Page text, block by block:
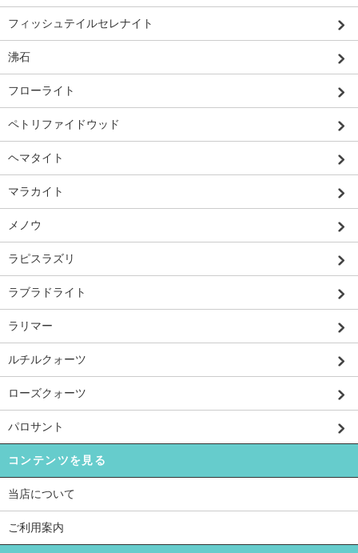
フィッシュテイルセレナイト
沸石
フローライト
ペトリファイドウッド
ヘマタイト
マラカイト
メノウ
ラピスラズリ
ラブラドライト
ラリマー
ルチルクォーツ
ローズクォーツ
パロサント
コンテンツを見る
当店について
ご利用案内